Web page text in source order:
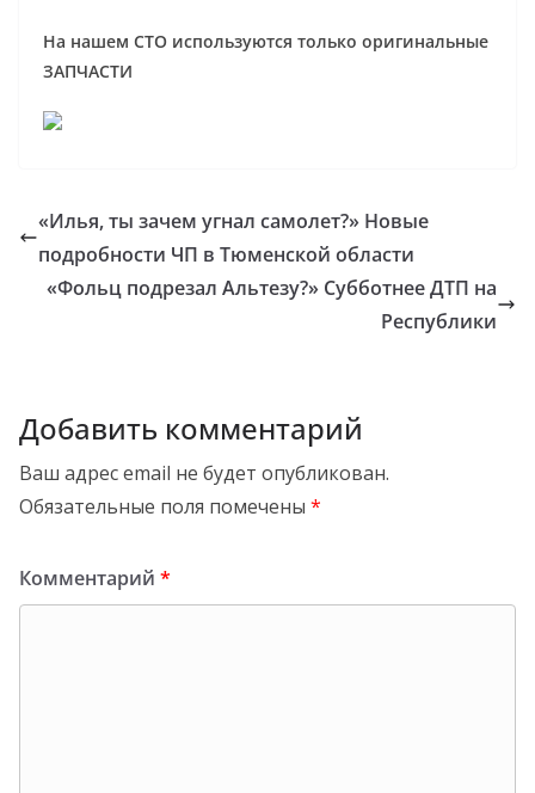
На нашем СТО используются только оригинальные
ЗАПЧАСТИ
«Илья, ты зачем угнал самолет?» Новые
подробности ЧП в Тюменской области
«Фольц подрезал Альтезу?» Субботнее ДТП на
Республики
Добавить комментарий
Ваш адрес email не будет опубликован.
Обязательные поля помечены *
Комментарий *